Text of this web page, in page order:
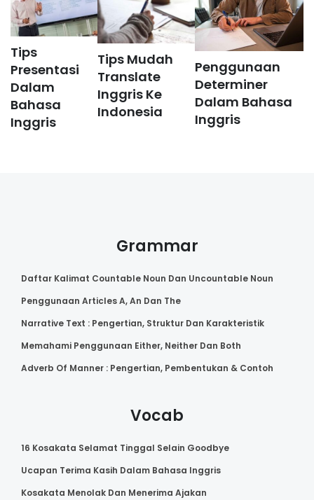
Tips
Presentasi
Dalam
Bahasa
Inggris
Tips Mudah
Translate
Inggris Ke
Indonesia
Penggunaan
Determiner
Dalam Bahasa
Inggris
Grammar
Daftar Kalimat Countable Noun Dan Uncountable Noun
Penggunaan Articles A, An Dan The
Narrative Text : Pengertian, Struktur Dan Karakteristik
Memahami Penggunaan Either, Neither Dan Both
Adverb Of Manner : Pengertian, Pembentukan & Contoh
Vocab
16 Kosakata Selamat Tinggal Selain Goodbye
Ucapan Terima Kasih Dalam Bahasa Inggris
Kosakata Menolak Dan Menerima Ajakan